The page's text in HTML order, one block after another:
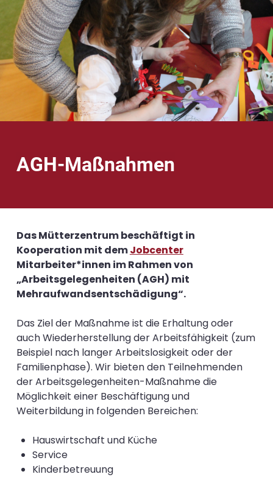
AGH-Maßnahmen
Das Mütterzentrum beschäftigt in
Kooperation mit demJobcenter
Mitarbeiter*innen im Rahmen von
„Arbeitsgelegenheiten (AGH) mit
Mehraufwandsentschädigung“.
Das Ziel der Maßnahme ist die Erhaltung oder
auch Wiederherstellung der Arbeitsfähigkeit (zum
Beispiel nach langer Arbeitslosigkeit oder der
Familienphase). Wir bieten den Teilnehmenden
der Arbeitsgelegenheiten-Maßnahme die
Möglichkeit einer Beschäftigung und
Weiterbildung in folgenden Bereichen:
Hauswirtschaft und Küche
Service
Kinderbetreuung